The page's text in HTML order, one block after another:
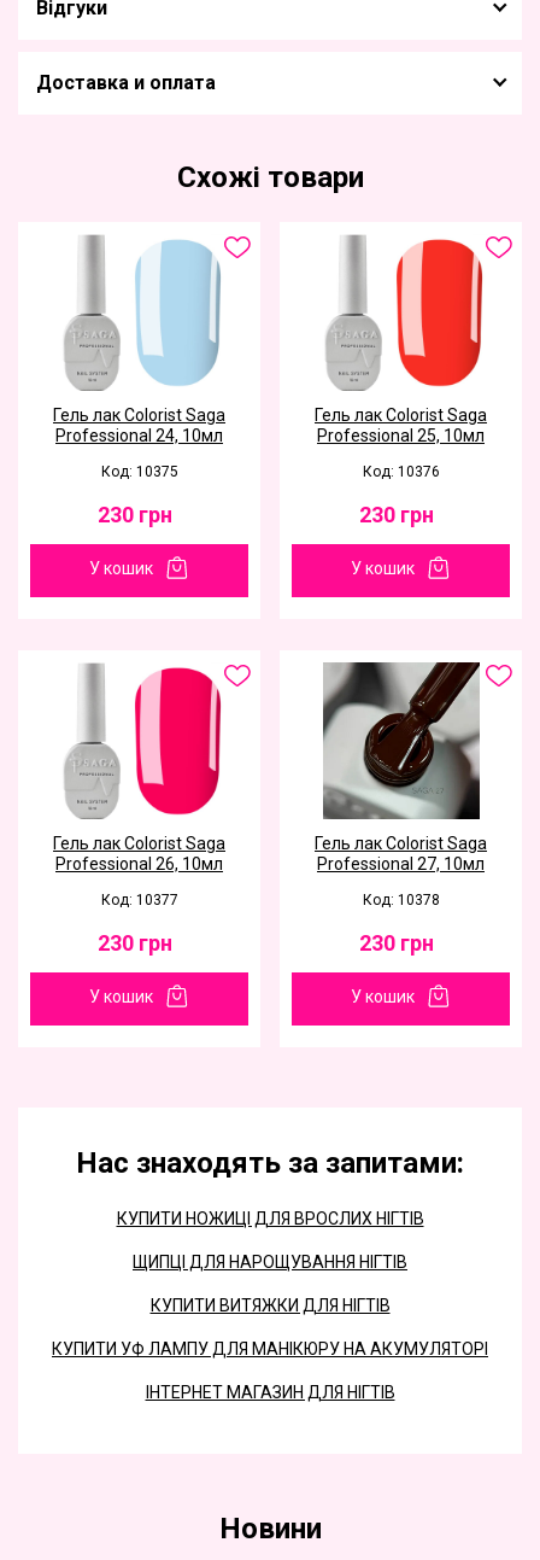
Відгуки
Доставка и оплата
Схожі товари
Гель лак Colorist Saga
Professional 24, 10мл
Код: 10375
230 грн
У кошик
Гель лак Colorist Saga
Professional 25, 10мл
Код: 10376
230 грн
У кошик
Гель лак Colorist Saga
Professional 26, 10мл
Код: 10377
230 грн
У кошик
Гель лак Colorist Saga
Professional 27, 10мл
Код: 10378
230 грн
У кошик
Нас знаходять за запитами:
КУПИТИ НОЖИЦІ ДЛЯ ВРОСЛИХ НІГТІВ
ЩИПЦІ ДЛЯ НАРОЩУВАННЯ НІГТІВ
КУПИТИ ВИТЯЖКИ ДЛЯ НІГТІВ
КУПИТИ УФ ЛАМПУ ДЛЯ МАНІКЮРУ НА АКУМУЛЯТОРІ
ІНТЕРНЕТ МАГАЗИН ДЛЯ НІГТІВ
Новини